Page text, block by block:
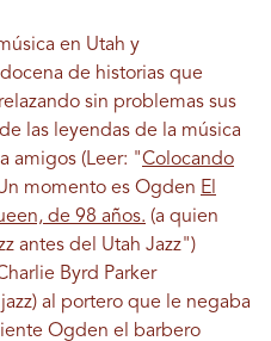
en Utah y
de historias que
sin problemas sus
las leyendas de la música
amigos (Leer: "Colocando
momento es Ogden El
de 98 años. (a quien
antes del Utah Jazz")
Byrd Parker
al portero que le negaba
Ogden el barbero